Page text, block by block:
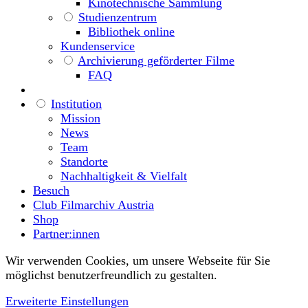
Kinotechnische Sammlung
Studienzentrum
Bibliothek online
Kundenservice
Archivierung geförderter Filme
FAQ
Institution
Mission
News
Team
Standorte
Nachhaltigkeit & Vielfalt
Besuch
Club Filmarchiv Austria
Shop
Partner:innen
Wir verwenden Cookies, um unsere Webseite für Sie
möglichst benutzerfreundlich zu gestalten.
Erweiterte Einstellungen